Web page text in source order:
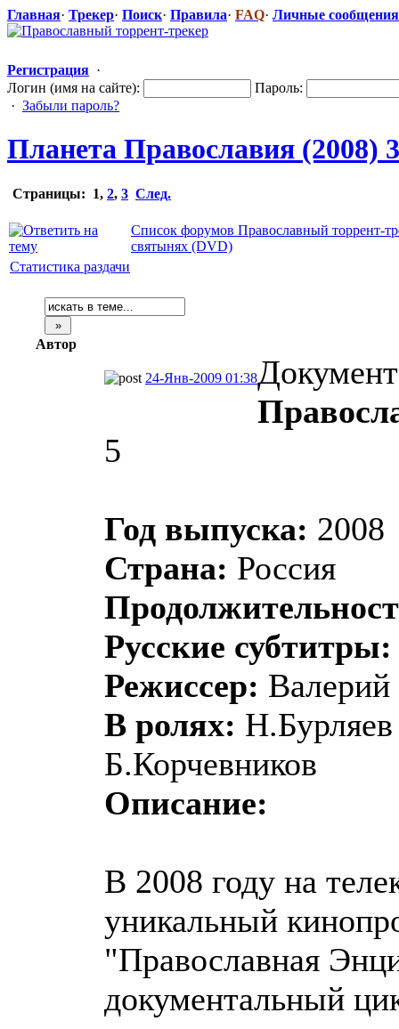
Главная· Трекер· Поиск· Правила· FAQ· Личные сообщения
Регистрация ·
Логин (имя на сайте):
Пароль:
· Забыли пароль?
Планета Православия (2008)
Страницы: 1, 2, 3 След.
Список форумов Православный торрент-
святынях (DVD)
Статистика раздачи
Автор
24-Янв-2009 01:38
5
Год выпуска: 2008
Страна: Россия
Русские субтитры:
Режиссер: Валерий
В ролях:
Б.Корчевников
Описание:
В 2008 году на
уникальный
"Православная
документальный